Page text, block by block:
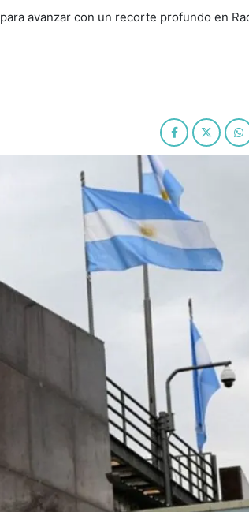
avanzar con un recorte profundo en